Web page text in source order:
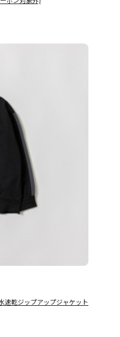
速乾ジップアップジャケット